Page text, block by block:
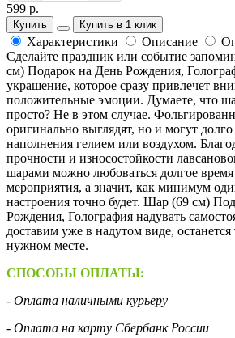
599 р.
Купить Купить в 1 клик
Характеристики Описание
Сделайте праздник или событие
см) Подарок на День Рождения,
украшение, которое сразу привлечет
положительные эмоции. Думаете, что
просто? Не в этом случае.
оригинально выглядят, но и могут долго
наполнения гелием или воздухом.
прочности и износостойкости
шарами можно любоваться долгое
мероприятия, а значит, как минимум
настроения точно будет. Шар (69 см)
Рождения, Голография надувать
доставим уже в надутом виде, останется
нужном месте.
СПОСОБЫ ОПЛАТЫ:
- Оплата наличными курьеру
- Оплата на карту Сбербанк России